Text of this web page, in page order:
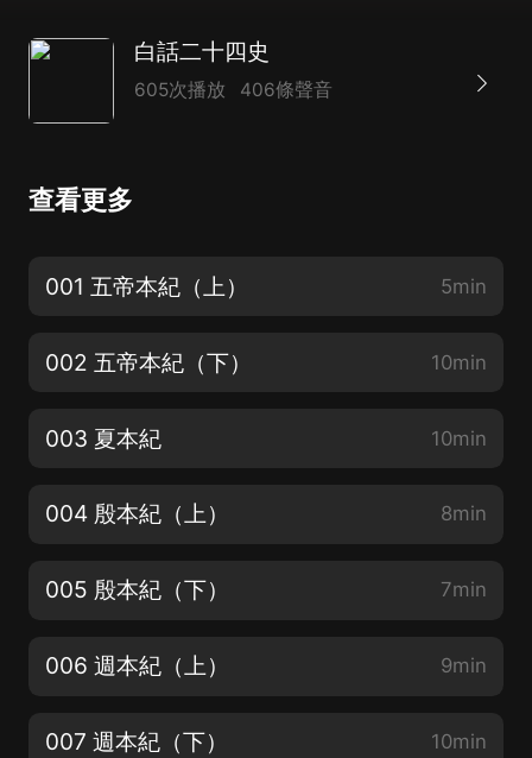
白話二十四史
605次播放 406條聲音
查看更多
001 五帝本紀（上） 5min
002 五帝本紀（下） 10min
003 夏本紀 10min
004 殷本紀（上） 8min
005 殷本紀（下） 7min
006 週本紀（上） 9min
007 週本紀（下） 10min